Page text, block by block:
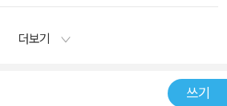
해가 된다. 무게는 가볍지만, 내용은 깊
더보기
쓰기